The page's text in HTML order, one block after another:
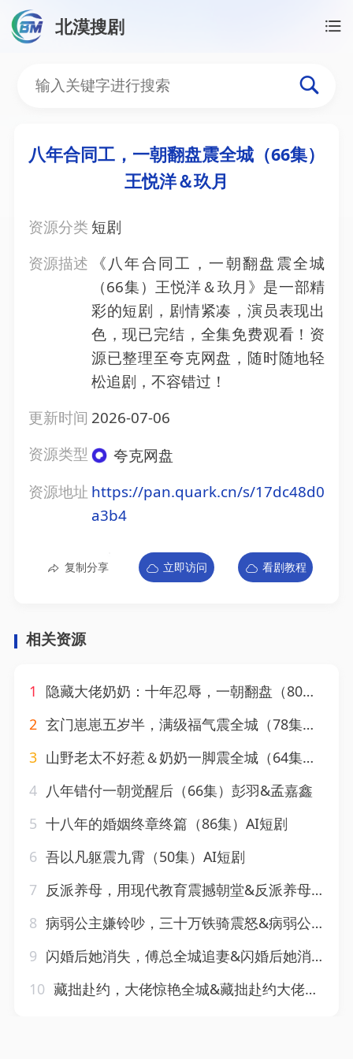
北漠搜剧
八年合同工，一朝翻盘震
八年合同工，一朝翻盘震全城（66集）
王悦洋＆玖月
资源分类 短剧
资源描述
《八年合同工，一朝翻盘震全城
（66集）王悦洋＆玖月》是一部精
彩的短剧，剧情紧凑，演员表现出
色，现已完结，全集免费观看！资
源已整理至夸克网盘，随时随地轻
松追剧，不容错过！
更新时间 2026-07-06
资源类型
夸克网盘
资源地址 https://pan.quark.cn/s/17dc48d0
a3b4
复制分享 立即访问 看剧教程
相关资源
1
隐藏大佬奶奶：十年忍辱，一朝翻盘（80集）艾平＆陶思源
2 玄门崽崽五岁半，满级福气震全城（78集）牛静捷＆禹星臣
3 山野老太不好惹＆奶奶一脚震全城（64集）徐绍航
4 八年错付一朝觉醒后（66集）彭羽&孟嘉鑫
5 十八年的婚姻终章终篇（86集）AI短剧
6 吾以凡躯震九霄（50集）AI短剧
7 反派养母，用现代教育震撼朝堂&反派养母用现代教育震撼朝堂（58集）AI短剧
8 病弱公主嫌铃吵，三十万铁骑震怒&病弱公主嫌铃吵三十万铁骑震怒（64集）AI短剧
9 闪婚后她消失，傅总全城追妻&闪婚后她消失傅总全城追妻（57集）AI短剧
10 藏拙赴约，大佬惊艳全城&藏拙赴约大佬惊艳全城（132集）AI短剧